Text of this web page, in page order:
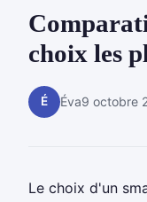
choix les
É Éva9 octobre
Le choix d'un